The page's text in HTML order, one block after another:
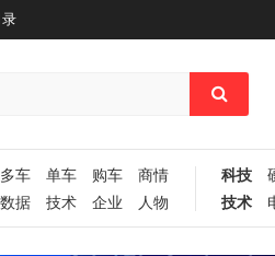
录
多车 单车 购车
商情
数据 技术 企业 人物
科技
技术